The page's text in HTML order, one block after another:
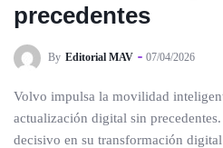
precedentes
By Editorial MAV 07/04/2026
Volvo impulsa la movilidad
actualización digital sin
decisivo en su transformación